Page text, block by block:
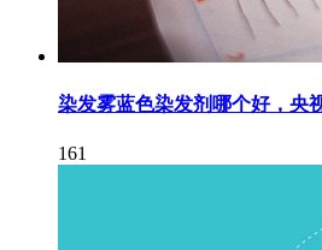
染发雾蓝色染发剂哪个好，央
161